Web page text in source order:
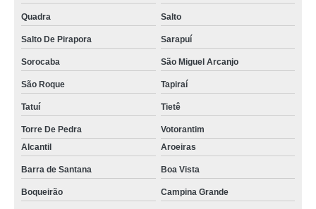
Quadra Salto
Salto De Pirapora Sarapuí
Sorocaba São Miguel Arcanjo
São Roque Tapiraí
Tatuí Tietê
Torre De Pedra
Votorantim
Alcantil
Aroeiras
Barra de Santana Boa Vista
Boqueirão Campina Grande